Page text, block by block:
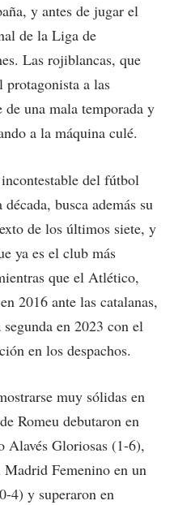
y antes de jugar el
de la Liga de
Las rojiblancas, que
protagonista a las
de una mala temporada y
a la máquina culé.
del fútbol
busca además su
de los últimos siete, y
ya es el club más
que el Atlético,
2016 ante las catalanas,
en 2023 con el
en los despachos.
muy sólidas en
Romeu debutaron en
Alavés Gloriosas (1-6),
Madrid Femenino en un
4) y superaron en